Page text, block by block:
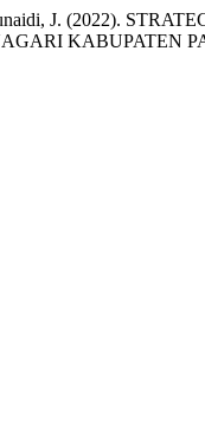
J. (2022).
KABUPATEN